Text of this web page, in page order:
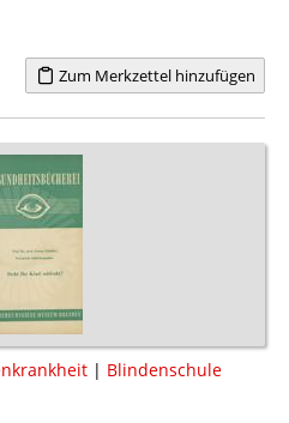
Zum Merkzettel hinzufügen
| Blindenschule